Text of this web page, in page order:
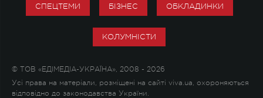
СПЕЦТЕМИ БІЗНЕС ОБКЛАДИНКИ
КОЛУМНІСТИ
© ТОВ «ЕДІМЕДІА-УКРАЇНА», 2008 - 2026
Усі права на матеріали, розміщені на сайті viva.ua, охороняються
відповідно до законодавства України.